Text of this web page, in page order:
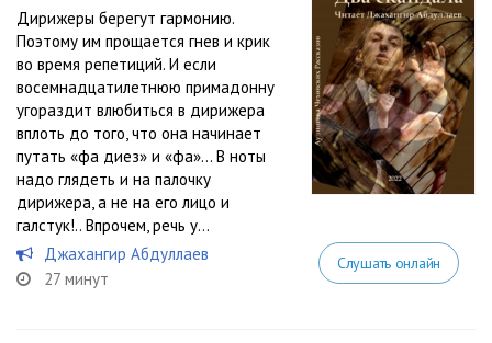
Дирижеры берегут гармонию.
Поэтому им прощается гнев и крик
во время репетиций. И если
восемнадцатилетнюю примадонну
угораздит влюбиться в дирижера
вплоть до того, что она начинает
путать «фа диез» и «фа»… В ноты
надо глядеть и на палочку
дирижера, а не на его лицо и
галстук!.. Впрочем, речь у...
Джахангир Абдуллаев
27 минут
Слушать онлайн